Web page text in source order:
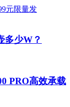
多少W？
PRO高效承载